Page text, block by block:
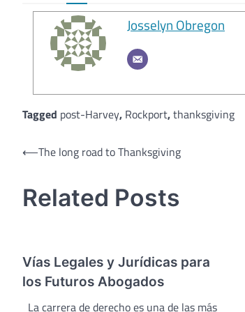
Josselyn Obregon
Tagged post-Harvey, Rockport,thanksgiving
Post
⟵The long road to Thanksgiving
Related Posts
Vías Legales y Jurídicas para
los Futuros Abogados
La carrera de derecho es una de las más